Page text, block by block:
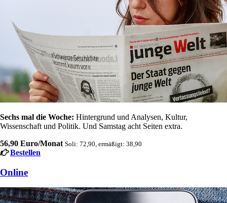
Sechs mal die Woche: Hintergrund und Analysen, Kultur,
Wissenschaft und Politik. Und Samstag acht Seiten extra.
56,90 Euro/Monat Soli: 72,90, ermäßigt: 38,90
Bestellen
Online